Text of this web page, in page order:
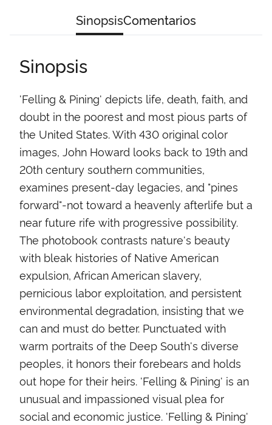
SinopsisComentarios
Sinopsis
'Felling & Pining' depicts life, death, faith, and
doubt in the poorest and most pious parts of
the United States. With 430 original color
images, John Howard looks back to 19th and
20th century southern communities,
examines present-day legacies, and "pines
forward"-not toward a heavenly afterlife but a
near future rife with progressive possibility.
The photobook contrasts nature's beauty
with bleak histories of Native American
expulsion, African American slavery,
pernicious labor exploitation, and persistent
environmental degradation, insisting that we
can and must do better. Punctuated with
warm portraits of the Deep South's diverse
peoples, it honors their forebears and holds
out hope for their heirs. 'Felling & Pining' is an
unusual and impassioned visual plea for
social and economic justice. 'Felling & Pining'